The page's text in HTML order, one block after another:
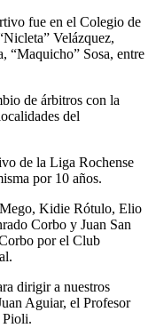
fue en el Colegio de
Velázquez,
“Maquicho” Sosa, entre
de árbitros con la
del
de la Liga Rochense
por 10 años.
Mego, Kidie Rótulo, Elio
Corbo y Juan San
por el Club
dirigir a nuestros
Aguiar, el Profesor
Pioli.